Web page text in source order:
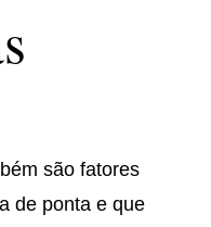
são fatores
de ponta e que